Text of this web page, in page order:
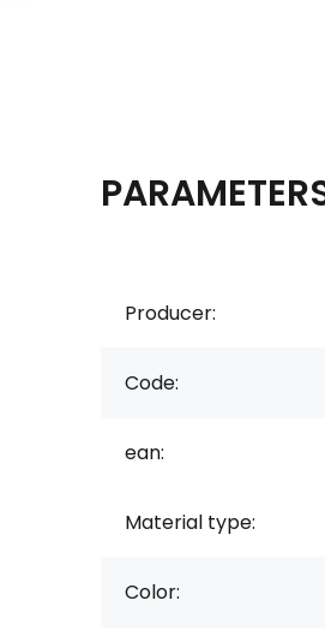
Producer:
Code:
ean:
Material type:
Color: